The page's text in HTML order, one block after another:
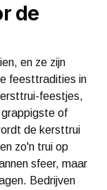
de
en ze zijn
feesttradities in
feestjes,
of
de kersttrui
zo'n trui op
sfeer, maar
Bedrijven